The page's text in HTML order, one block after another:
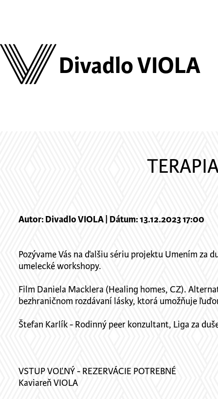
Divadlo VIOLA
Autor: Divadlo VIOLA | Dátum: 13.12.2023 17:00
Pozývame Vás na ďalšiu sériu projektu Umením za
umelecké workshopy.
Film Daniela Macklera (Healing homes, CZ).
bezhraničnom rozdávaní lásky, ktorá umožňuje
Štefan Karlík - Rodinný peer konzultant, Liga za
VSTUP VOĽNÝ - REZERVÁCIE POTREBNÉ
Kaviareň VIOLA